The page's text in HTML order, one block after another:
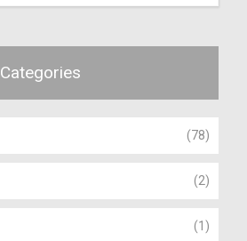
Categories
(78)
(2)
(1)